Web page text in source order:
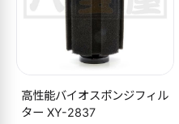
高性能バイオスポンジフィル
ター XY-2837